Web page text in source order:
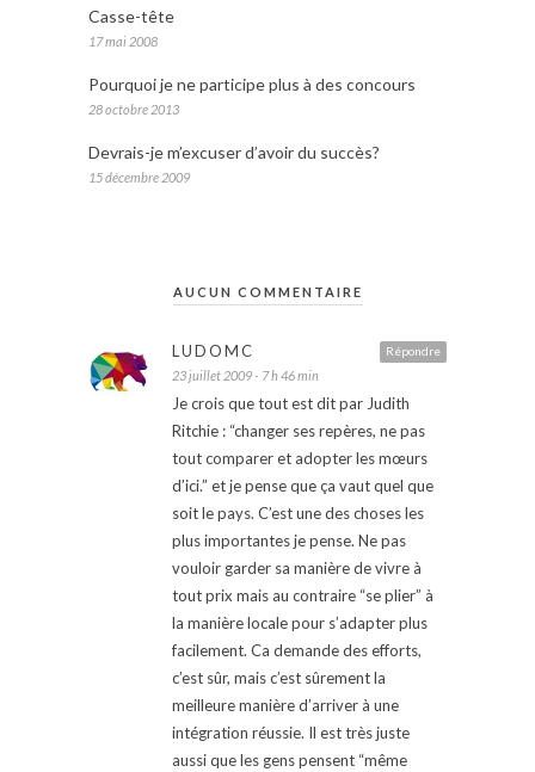
Casse-tête
17 mai 2008
Pourquoi je ne participe plus à des concours
28 octobre 2013
Devrais-je m’excuser d’avoir du succès?
15 décembre 2009
AUCUN COMMENTAIRE
Répondre
LUDOMC
23 juillet 2009 - 7 h 46 min
Je crois que tout est dit par Judith
Ritchie : “changer ses repères, ne pas
tout comparer et adopter les mœurs
d’ici.” et je pense que ça vaut quel que
soit le pays. C’est une des choses les
plus importantes je pense. Ne pas
vouloir garder sa manière de vivre à
tout prix mais au contraire “se plier” à
la manière locale pour s’adapter plus
facilement. Ca demande des efforts,
c’est sûr, mais c’est sûrement la
meilleure manière d’arriver à une
intégration réussie. Il est très juste
aussi que les gens pensent “même